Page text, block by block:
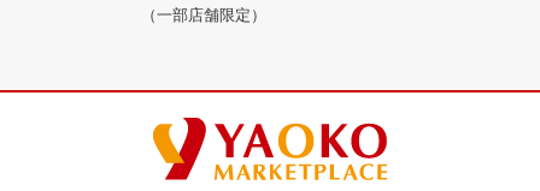
（一部店舗限定）